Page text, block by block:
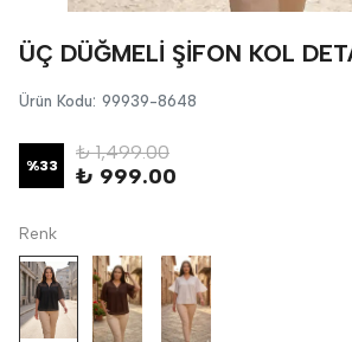
ÜÇ DÜĞMELİ ŞİFON KOL
Ürün Kodu: 99939-8648
%33
₺ 1,499.00
₺ 999.00
Renk